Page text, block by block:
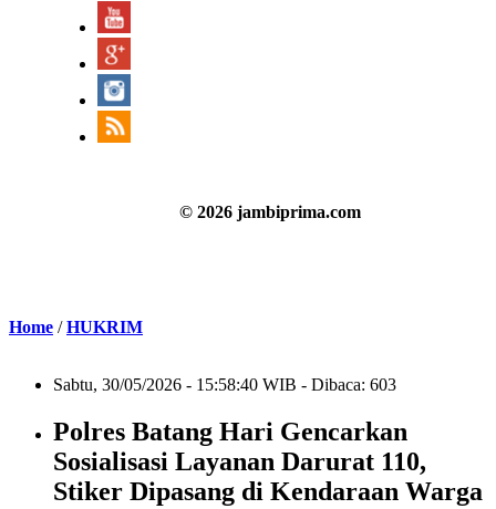
© 2026 jambiprima.com
Home /HUKRIM
Sabtu, 30/05/2026 - 15:58:40 WIB - Dibaca: 603
Polres Batang Hari Gencarkan
Sosialisasi Layanan Darurat 110,
Stiker Dipasang di Kendaraan Warga